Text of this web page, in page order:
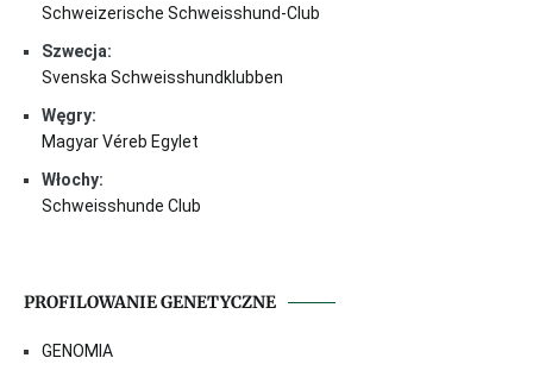
Schweizerische Schweisshund-Club
Szwecja:
Svenska Schweisshundklubben
Węgry:
Magyar Véreb Egylet
Włochy:
Schweisshunde Club
PROFILOWANIE GENETYCZNE
GENOMIA